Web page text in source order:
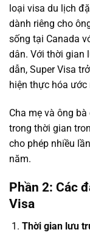
loại visa du lịch
dành riêng cho
sống tại Canada
dân. Với thời gian
dẫn, Super Visa
hiện thực hóa
Cha mẹ và ông
trong thời gian
cho phép nhiều
năm.
Phần 2: Các
Visa
Thời gian lưu